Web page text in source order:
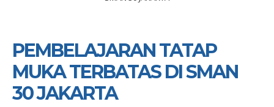
PEMBELAJARAN TATAP
MUKA TERBATAS DI SMAN
30 JAKARTA